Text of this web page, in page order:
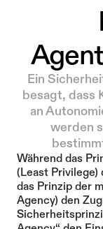
Ein
besagt, dass
an
werden
Während das
(Least
das Prinzip der
Agency) den